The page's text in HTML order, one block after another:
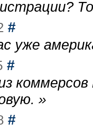
#
уже
#
»
#